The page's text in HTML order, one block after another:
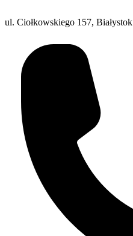
ul. Ciołkowskiego 157, Białystok